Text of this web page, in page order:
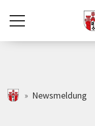
Zum Hauptinhalt springen
Rathaus & Politik
schmallenberg.de
Newsmeldung